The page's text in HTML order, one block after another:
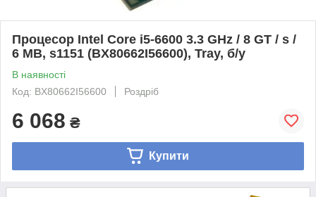
Процесор Intel Core i5-6600 3.3 GHz / 8 GT / s /
6 MB, s1151 (BX80662I56600), Tray, б/у
В наявності
Код: BX80662I56600
Роздріб
6 068 ₴
Купити